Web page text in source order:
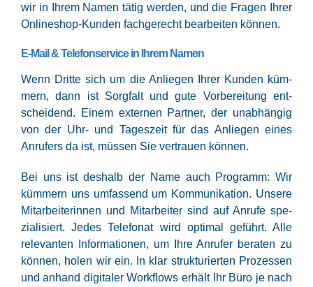
wir in Ihrem Namen tätig wer­den, und die Fra­gen Ihrer
Online­shop-Kun­den fach­ge­recht bear­bei­ten können.
E‑Mail & Telefonservice in Ihrem Namen
Wenn Drit­te sich um die Anlie­gen Ihrer Kun­den küm­
mern, dann ist Sorg­falt und gute Vor­be­rei­tung ent­
schei­dend. Einem exter­nen Part­ner, der unab­hän­gig
von der Uhr- und Tages­zeit für das Anlie­gen eines
Anru­fers da ist, müs­sen Sie ver­trau­en können.
Bei uns ist des­halb der Name auch Pro­gramm: Wir
küm­mern uns umfas­send um Kom­mu­ni­ka­ti­on. Unse­re
Mit­ar­bei­te­rin­nen und Mit­ar­bei­ter sind auf Anru­fe spe­
zia­li­siert. Jedes Tele­fo­nat wird opti­mal geführt. Alle
rele­van­ten Infor­ma­tio­nen, um Ihre Anru­fer bera­ten zu
kön­nen, holen wir ein. In klar struk­tu­rier­ten Pro­zes­sen
und anhand digi­ta­ler Work­flows erhält Ihr Büro je nach